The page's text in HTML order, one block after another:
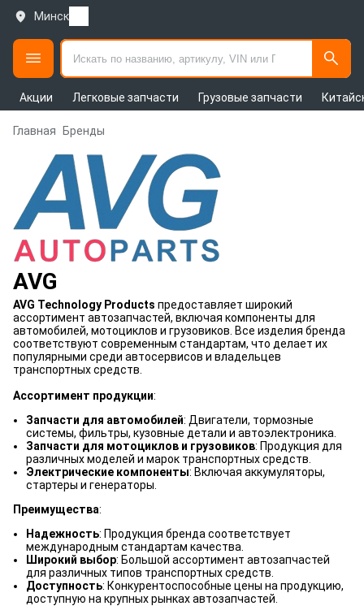
Минск
Акции Легковые запчасти Грузовые запчасти
Главная Бренды
AVG
AVG Technology Products предоставляет широкий
ассортимент автозапчастей, включая компоненты для
автомобилей, мотоциклов и грузовиков. Все изделия бренда
соответствуют современным стандартам, что делает их
популярными среди автосервисов и владельцев
транспортных средств.
Ассортимент продукции:
Запчасти для автомобилей: Двигатели, тормозные
системы, фильтры, кузовные детали и автоэлектроника.
Запчасти для мотоциклов и грузовиков: Продукция для
различных моделей и марок транспортных средств.
Электрические компоненты: Включая аккумуляторы,
стартеры и генераторы.
Преимущества:
Надежность: Продукция бренда соответствует
международным стандартам качества.
Широкий выбор: Большой ассортимент автозапчастей
для различных типов транспортных средств.
Доступность: Конкурентоспособные цены на продукцию,
доступную на крупных рынках автозапчастей.